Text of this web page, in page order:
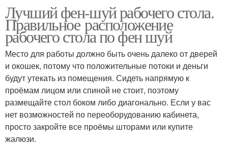
Лучший фен-шуй рабочего стола.
Правильное расположение
рабочего стола по фен шуй
Место для работы должно быть очень далеко от дверей
и окошек, потому что положительные потоки и деньги
будут утекать из помещения. Сидеть напрямую к
проёмам лицом или спиной не стоит, поэтому
размещайте стол боком либо диагонально. Если у вас
нет возможностей по переоборудованию кабинета,
просто закройте все проёмы шторами или купите
жалюзи.